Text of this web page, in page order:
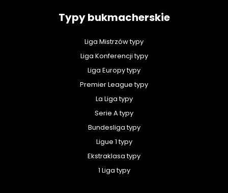
Typy bukmacherskie
Liga Mistrzów typy
Liga Konferencji typy
Liga Europy typy
Premier League typy
La Liga typy
Serie A typy
Bundesliga typy
Ligue 1 typy
Ekstraklasa typy
1 Liga typy